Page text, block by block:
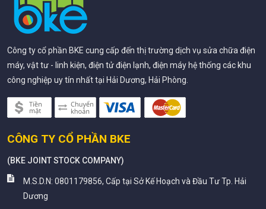
Công ty cổ phần BKE cung cấp đến thị trường dịch vụ sửa chữa điện
máy, vật tư - linh kiện, điện tử điện lạnh, điện máy hệ thống các khu
công nghiệp uy tín nhất tại Hải Dương, Hải Phòng.
CÔNG TY CỔ PHẦN BKE
(BKE JOINT STOCK COMPANY)
M.S.D.N: 0801179856, Cấp tại Sở Kế Hoạch và Đầu Tư Tp. Hải
Dương